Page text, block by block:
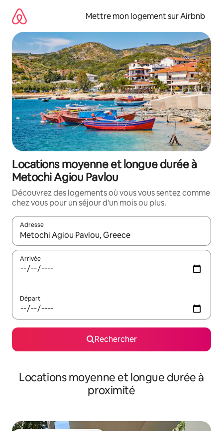
directement
contenu
Mettre mon logement sur Airbnb
Locations moyenne et longue durée à
Metochi Agiou Pavlou
Découvrez des logements où vous vous sentez comme
chez vous pour un séjour d'un mois ou plus.
Adresse
Lorsque les résultats s'affichent, utilisez les flèches vers le
Arrivée
Départ
Rechercher
Locations moyenne et longue durée à
proximité